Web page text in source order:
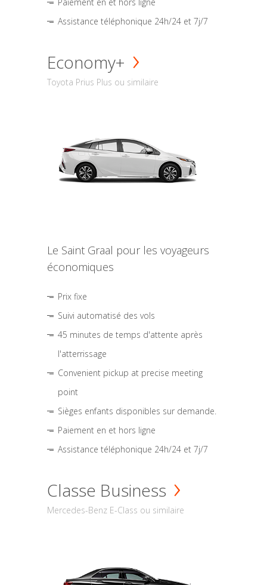
Assistance téléphonique 24h/24 et 7j/7
Economy+
Toyota Prius Plus ou similaire
Le Saint Graal pour les voyageurs
économiques
Prix fixe
Suivi automatisé des vols
45 minutes de temps d'attente après
l'atterrissage
Convenient pickup at precise meeting
point
Sièges enfants disponibles sur demande.
Paiement en et hors ligne
Assistance téléphonique 24h/24 et 7j/7
Classe Business
Mercedes-Benz E-Class ou similaire